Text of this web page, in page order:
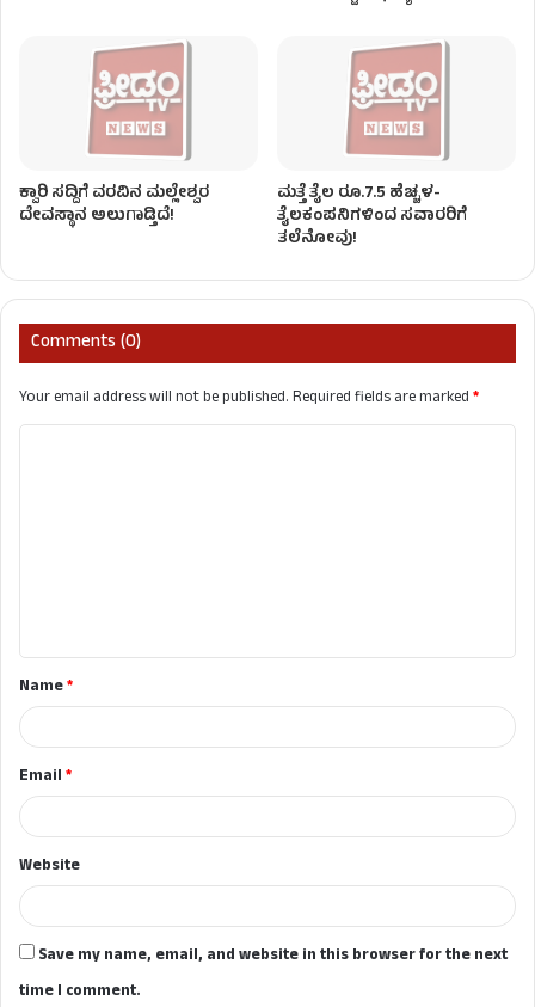
ಕ್ವಾರಿ ಸದ್ದಿಗೆ ವರವಿನ ಮಲ್ಲೇಶ್ವರ
ದೇವಸ್ಥಾನ ಅಲುಗಾಡ್ತಿದೆ!
ಮತ್ತೆ ತೈಲ ರೂ.7.5 ಹೆಚ್ಚಳ-
ತೈಲಕಂಪನಿಗಳಿಂದ ಸವಾರರಿಗೆ
ತಲೆನೋವು!
Comments (0)
Your email address will not be published.Required fields are marked*
t
*Name*
Email*
Website
Save my name, email, and website in this browser for the next
time I comment.